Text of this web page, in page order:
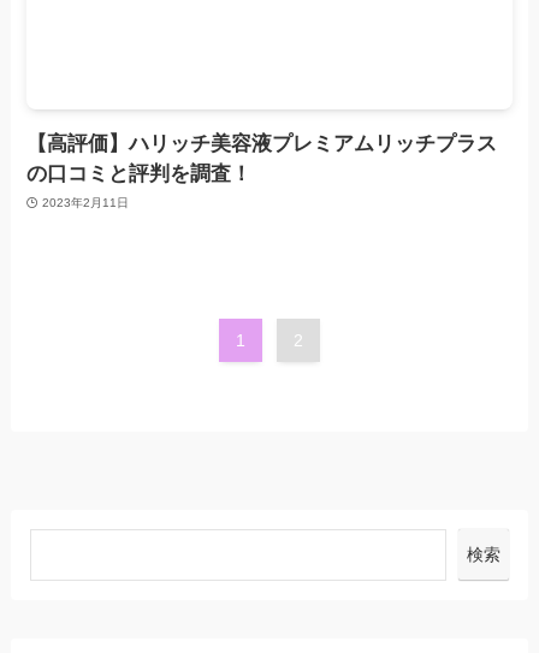
【高評価】ハリッチ美容液プレミアムリッチプラス
の口コミと評判を調査！
2023年2月11日
1 2
検索